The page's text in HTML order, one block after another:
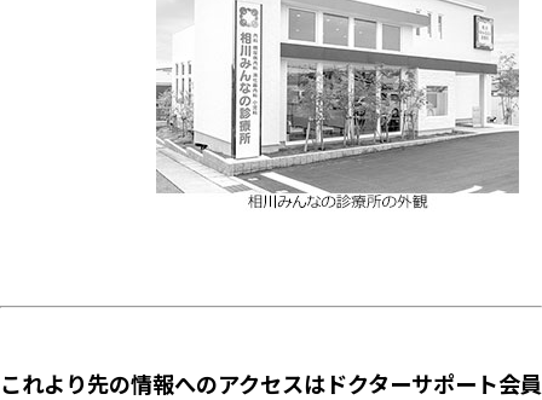
これより先の情報へのアクセスはドクターサポート会員